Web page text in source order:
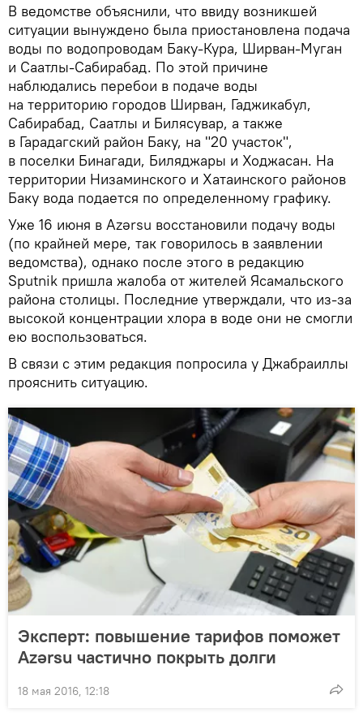
В ведомстве объяснили, что ввиду возникшей
ситуации вынуждено была приостановлена подача
воды по водопроводам Баку-Кура, Ширван-Муган
и Саатлы-Сабирабад. По этой причине
наблюдались перебои в подаче воды
на территорию городов Ширван, Гаджикабул,
Сабирабад, Саатлы и Билясувар, а также
в Гарадагский район Баку, на "20 участок",
в поселки Бинагади, Биляджары и Ходжасан. На
территории Низаминского и Хатаинского районов
Баку вода подается по определенному графику.
Уже 16 июня в Azərsu восстановили подачу воды
(по крайней мере, так говорилось в заявлении
ведомства), однако после этого в редакцию
Sputnik пришла жалоба от жителей Ясамальского
района столицы. Последние утверждали, что из-за
высокой концентрации хлора в воде они не смогли
ею воспользоваться.
В связи с этим редакция попросила у Джабраиллы
прояснить ситуацию.
Эксперт: повышение тарифов поможет
Azərsu частично покрыть долги
18 мая 2016, 12:18